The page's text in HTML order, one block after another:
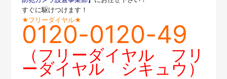
すぐに駆けつけます！
★フリーダイヤル★
0120-0120-49
（フリーダイヤル フリ
ーダイヤル シキュウ）